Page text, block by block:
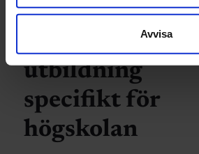
Avvisa
tar nya tag
utbildning
specifikt för
högskolan